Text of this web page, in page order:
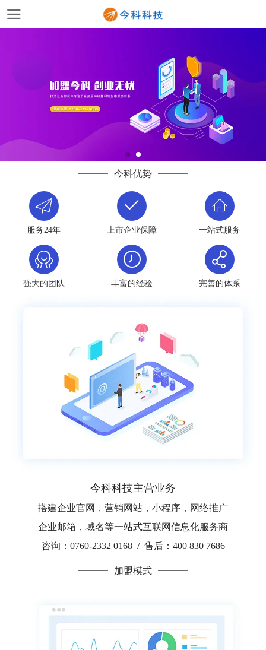
今科优势
服务24年 上市企业保障 一站式服务
强大的团队 丰富的经验 完善的体系
今科科技主营业务
搭建企业官网，营销网站，小程序，网络推广
企业邮箱，域名等一站式互联网信息化服务商
咨询：0760-2332 0168 / 售后：400 830 7686
加盟模式